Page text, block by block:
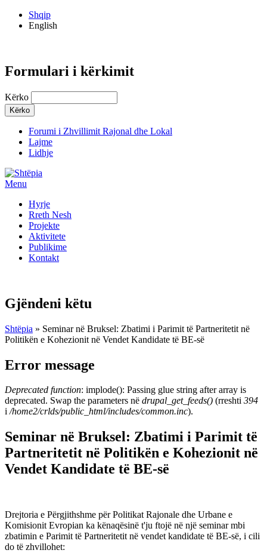
Shqip
English
Formulari i kërkimit
Kërko
Forumi i Zhvillimit Rajonal dhe Lokal
Lajme
Lidhje
Menu
Hyrje
Rreth Nesh
Projekte
Aktivitete
Publikime
Kontakt
Gjëndeni këtu
Shtëpia » Seminar në Bruksel: Zbatimi i Parimit të Partneritetit në
Politikën e Kohezionit në Vendet Kandidate të BE-së
Error message
Deprecated function: implode(): Passing glue string after array is
deprecated. Swap the parameters në drupal_get_feeds() (rreshti 394
i/home2/crlds/public_html/includes/common.inc).
Seminar në Bruksel: Zbatimi i Parimit të
Partneritetit në Politikën e Kohezionit në
Vendet Kandidate të BE-së
Drejtoria e Përgjithshme për Politikat Rajonale dhe Urbane e
Komisionit Evropian ka kënaqësinë t'ju ftojë në një seminar mbi
zbatimin e Parimit të Partneritetit në vendet kandidate të BE-së, i cili
do të zhvillohet: